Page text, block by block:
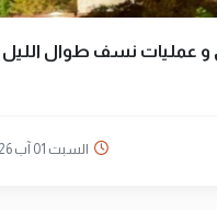
و عمليات نسف طوال
السبت 01 آب 2026